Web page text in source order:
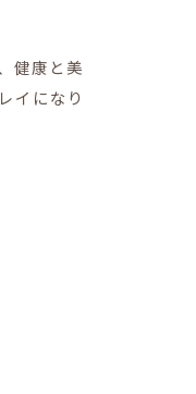
健康と美
イになり